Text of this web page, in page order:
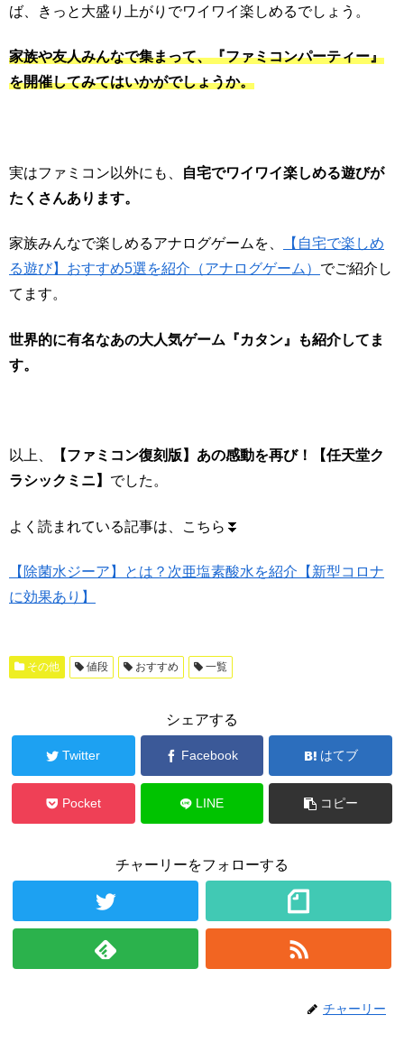
ば、きっと大盛り上がりでワイワイ楽しめるでしょう。
家族や友人みんなで集まって、『ファミコンパーティー』
を開催してみてはいかがでしょうか。
実はファミコン以外にも、
自宅でワイワイ楽しめる遊びが
たくさんあります。
家族みんなで楽しめるアナログゲームを、
【自宅で楽しめ
る遊び】おすすめ5選を紹介（アナログゲーム） でご紹介し
てます。
世界的に有名なあの大人気ゲーム『カタン』も紹介してま
す。
以上、
【ファミコン復刻版】あの感動を再び！【任天堂ク
ラシックミニ】 でした。
よく読まれている記事は、こちら⏬
【除菌水ジーア】とは？次亜塩素酸水を紹介【新型コロナ
に効果あり】
その他 値段 おすすめ 一覧
シェアする
Twitter Facebook はてブ
Pocket LINE コピー
チャーリーをフォローする
チャーリー